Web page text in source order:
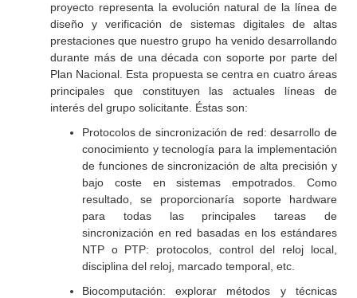
proyecto representa la evolución natural de la línea de
diseño y verificación de sistemas digitales de altas
prestaciones que nuestro grupo ha venido desarrollando
durante más de una década con soporte por parte del
Plan Nacional. Esta propuesta se centra en cuatro áreas
principales que constituyen las actuales líneas de
interés del grupo solicitante. Éstas son:
Protocolos de sincronización de red: desarrollo de
conocimiento y tecnología para la implementación
de funciones de sincronización de alta precisión y
bajo coste en sistemas empotrados. Como
resultado, se proporcionaría soporte hardware
para todas las principales tareas de
sincronización en red basadas en los estándares
NTP o PTP: protocolos, control del reloj local,
disciplina del reloj, marcado temporal, etc.
Biocomputación: explorar métodos y técnicas